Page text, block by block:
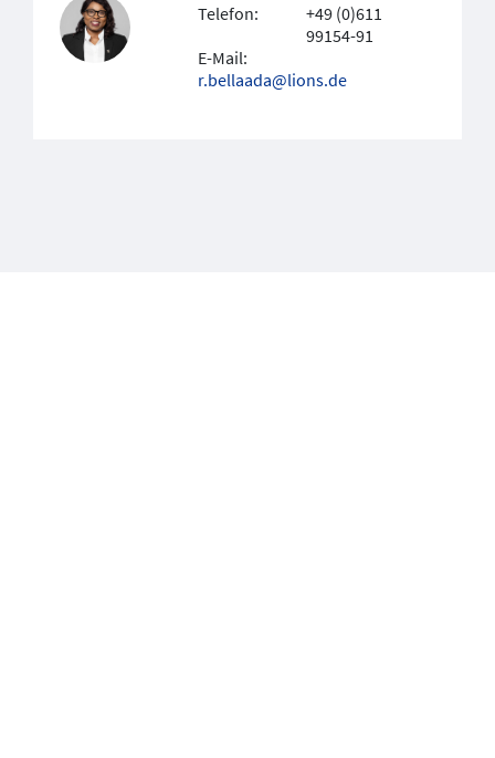
Telefon:
+49 (0)611
99154-91
E-Mail:
r.bellaada@lions.de